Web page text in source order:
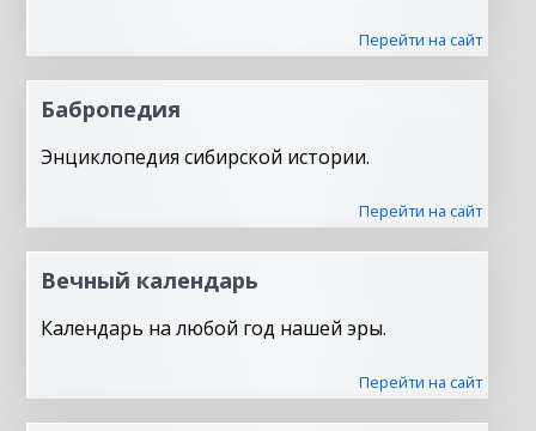
Перейти на сайт
Бабропедия
Энциклопедия сибирской истории.
Перейти на сайт
Вечный календарь
Календарь на любой год нашей эры.
Перейти на сайт